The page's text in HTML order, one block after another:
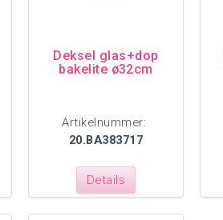
Deksel glas+dop
bakelite ø32cm
Artikelnummer:
20.BA383717
Details